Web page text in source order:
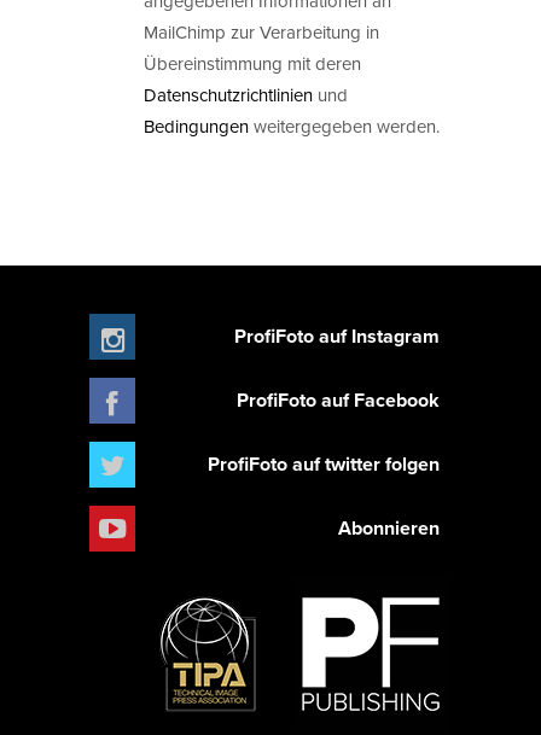
MailChimp zur Verarbeitung in
Übereinstimmung mit deren
Datenschutzrichtlinien und
Bedingungenweitergegeben werden.
ProfiFoto auf Instagram
ProfiFoto auf Facebook
ProfiFoto auf twitter folgen
Abonnieren